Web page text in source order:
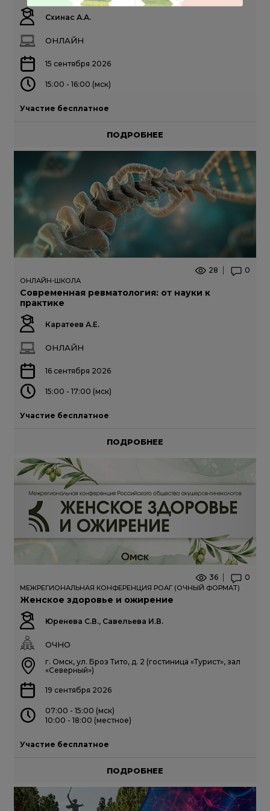
Схинас А.А.
ОНЛАЙН
15 сентября 2026
15:00 - 16:00 (мск)
Участие бесплатное
ПОДРОБНЕЕ
28 0
ОНЛАЙН-ШКОЛА
Современная ревматология: от науки к
практике
Каратеев А.Е.
ОНЛАЙН
16 сентября 2026
15:00 - 17:00 (мск)
Участие бесплатное
ПОДРОБНЕЕ
36 0
МЕЖРЕГИОНАЛЬНАЯ КОНФЕРЕНЦИЯ РОАГ (ОЧНЫЙ ФОРМАТ)
Женское здоровье и ожирение
Юренева С.В., Савельева И.В.
ОЧНО
г. Омск, ул. Броз Тито, д. 2 (гостиница «Турист», зал
«Северный»)
19 сентября 2026
07:00 - 15:00 (мск)
10:00 - 18:00 (местное)
Участие бесплатное
ПОДРОБНЕЕ